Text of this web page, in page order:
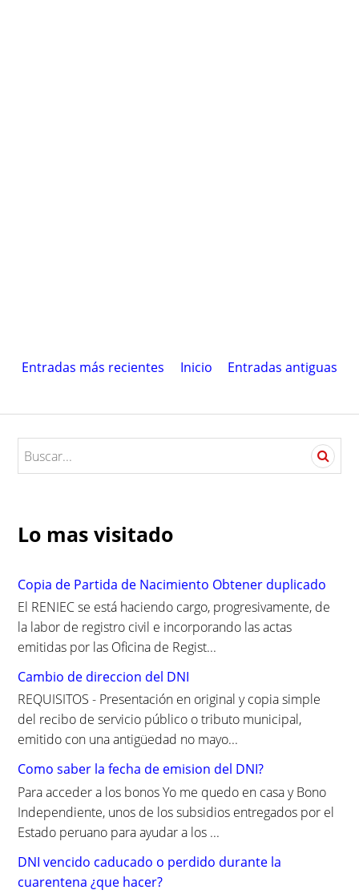
Entradas más recientes Entradas antiguas
Inicio
S
e
c
h
o
r
:
Lo mas visitado
Copia de Partida de Nacimiento Obtener duplicado
El RENIEC se está haciendo cargo, progresivamente, de
la labor de registro civil e incorporando las actas
emitidas por las Oficina de Regist...
Cambio de direccion del DNI
REQUISITOS - Presentación en original y copia simple
del recibo de servicio público o tributo municipal,
emitido con una antigüedad no mayo...
Como saber la fecha de emision del DNI?
Para acceder a los bonos Yo me quedo en casa y Bono
Independiente, unos de los subsidios entregados por el
Estado peruano para ayudar a los ...
DNI vencido caducado o perdido durante la
cuarentena ¿que hacer?